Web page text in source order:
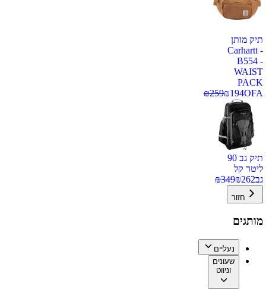
תיק מותן
Carhartt -
B554 -
WAIST
PACK
OFA
₪194
₪259
תיק גב 90
ליטר קל
גב
₪262
₪349
חזור
מותגים
נעליים
שעונים
וניווט